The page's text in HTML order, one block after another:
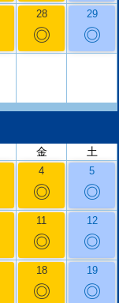
28
◎
29
◎
金 土
4
◎
5
◎
11
◎
12
◎
18
◎
19
◎